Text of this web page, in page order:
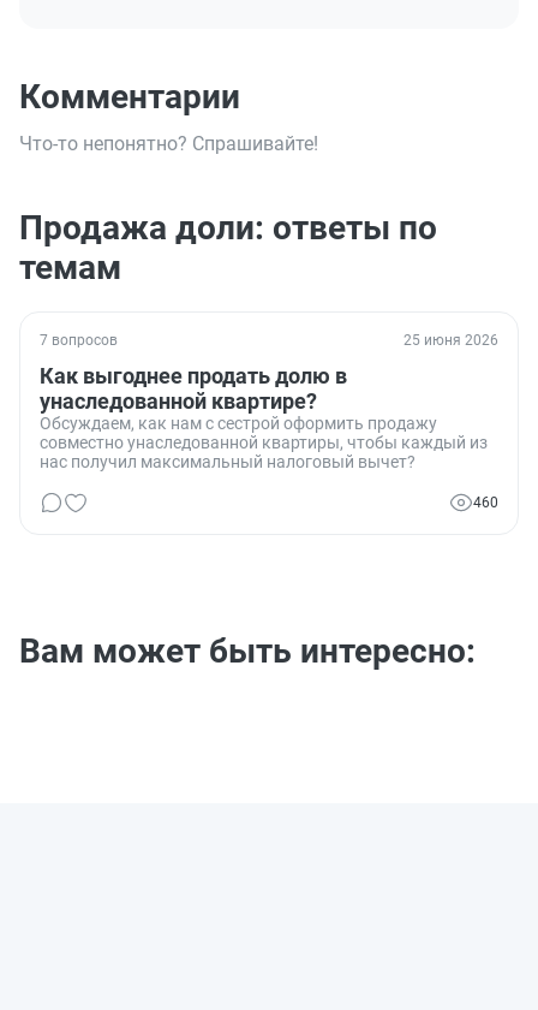
Комментарии
Что-то непонятно? Спрашивайте!
Продажа доли: ответы по
темам
7 вопросов 25 июня 2026
Как выгоднее продать долю в
унаследованной квартире?
Обсуждаем, как нам с сестрой оформить продажу
совместно унаследованной квартиры, чтобы каждый из
нас получил максимальный налоговый вычет?
460
Вам может быть интересно: